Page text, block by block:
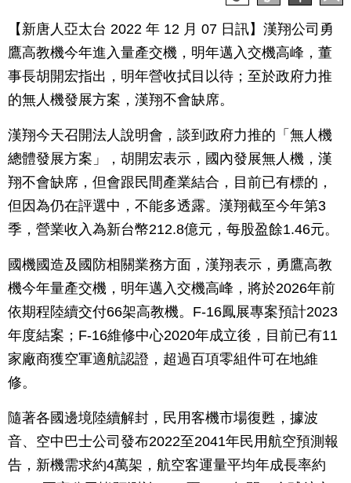
【新唐人亞太台 2022 年 12 月 07 日訊】漢翔公司勇
鷹高教機今年進入量產交機，明年邁入交機高峰，董
事長胡開宏指出，明年營收拭目以待；至於政府力推
的無人機發展方案，漢翔不會缺席。
漢翔今天召開法人說明會，談到政府力推的「無人機
總體發展方案」，胡開宏表示，國內發展無人機，漢
翔不會缺席，但會跟民間產業結合，目前已有標的，
但因為仍在評選中，不能多透露。漢翔截至今年第3
季，營業收入為新台幣212.8億元，每股盈餘1.46元。
國機國造及國防相關業務方面，漢翔表示，勇鷹高教
機今年量產交機，明年邁入交機高峰，將於2026年前
依期程陸續交付66架高教機。F-16鳳展專案預計2023
年度結案；F-16維修中心2020年成立後，目前已有11
家廠商獲空軍適航認證，超過百項零組件可在地維
修。
隨著各國邊境陸續解封，民用客機市場復甦，據波
音、空中巴士公司發布2022至2041年民用航空預測報
告，新機需求約4萬架，航空客運量平均年成長率約